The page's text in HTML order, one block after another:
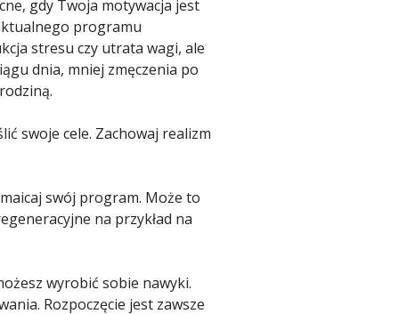
gdy Twoja motywacja jest
programu
stresu czy utrata wagi, ale
dnia, mniej zmęczenia po
swoje cele. Zachowaj realizm
swój program. Może to
na przykład na
wyrobić sobie nawyki.
Rozpoczęcie jest zawsze